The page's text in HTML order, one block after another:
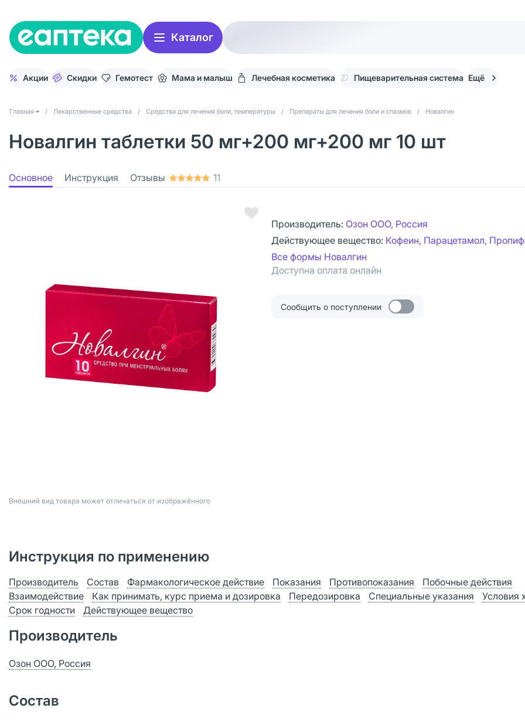
Каталог
Акции Скидки Гемотест Мама и малыш Лечебная косметика Пищеварительная система Ещё
Главная / Лекарственные средства / Средства для лечения боли, температуры / Препараты для лечения боли и спазмов / Новалгин
Новалгин таблетки 50 мг+200 мг+200 мг 10 шт
Основное Инструкция Отзывы 11
Bнешний вид товара может отличаться от изображённого
Производитель: Озон ООО, Россия
Действующее вещество: Кофеин, Парацетамол,
Все формы Новалгин
Доступна оплата онлайн
Сообщить о поступлении
Инструкция по применению
Производитель Состав Фармакологическое действие Показания Противопоказания
Побочные действия
Взаимодействие
Как принимать, курс приема и дозировка Передозировка Специальные указания
Условия
Срок годности
Действующее вещество
Производитель
Озон ООО, Россия
Состав